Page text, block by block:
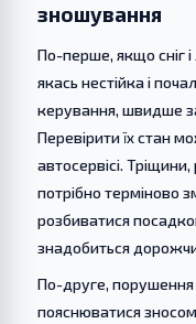
зношування
По-перше, якщо сніг
якась нестійка і
керування, швидше
Перевірити їх стан
автосервісі.
потрібно терміново
розбиватися
знадобиться
По-друге,
пояснюватися